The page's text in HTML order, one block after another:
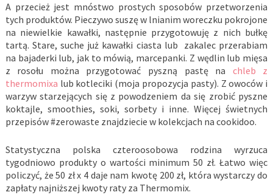
A przecież jest mnóstwo prostych sposobów przetworzenia
tych produktów. Pieczywo suszę w lnianim woreczku pokrojone
na niewielkie kawałki, następnie przygotowuję z nich bułkę
tartą. Stare, suche już kawałki ciasta lub zakalec przerabiam
na bajaderki lub, jak to mówią, marcepanki. Z wędlin lub mięsa
z rosołu można przygotować pyszną pastę na chleb z
thermomixa lub kotleciki (moja propozycja pasty). Z owoców i
warzyw starzejących się z powodzeniem da się zrobić pyszne
koktajle, smoothies, soki, sorbety i inne. Więcej świetnych
przepisów #zerowaste znajdziecie w kolekcjach na cookidoo.
Statystyczna polska czteroosobowa rodzina wyrzuca
tygodniowo produkty o wartości minimum 50 zł. Łatwo więc
policzyć, że 50 zł x 4 daje nam kwotę 200 zł, która wystarczy do
zapłaty najniższej kwoty raty za Thermomix.